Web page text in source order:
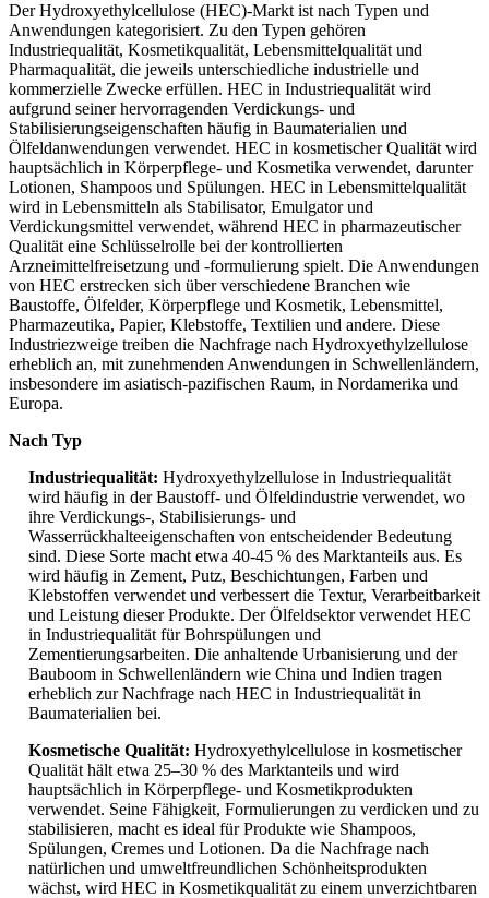
Der Hydroxyethylcellulose (HEC)-Markt ist nach Typen und
Anwendungen kategorisiert. Zu den Typen gehören
Industriequalität, Kosmetikqualität, Lebensmittelqualität und
Pharmaqualität, die jeweils unterschiedliche industrielle und
kommerzielle Zwecke erfüllen. HEC in Industriequalität wird
aufgrund seiner hervorragenden Verdickungs- und
Stabilisierungseigenschaften häufig in Baumaterialien und
Ölfeldanwendungen verwendet. HEC in kosmetischer Qualität wird
hauptsächlich in Körperpflege- und Kosmetika verwendet, darunter
Lotionen, Shampoos und Spülungen. HEC in Lebensmittelqualität
wird in Lebensmitteln als Stabilisator, Emulgator und
Verdickungsmittel verwendet, während HEC in pharmazeutischer
Qualität eine Schlüsselrolle bei der kontrollierten
Arzneimittelfreisetzung und -formulierung spielt. Die Anwendungen
von HEC erstrecken sich über verschiedene Branchen wie
Baustoffe, Ölfelder, Körperpflege und Kosmetik, Lebensmittel,
Pharmazeutika, Papier, Klebstoffe, Textilien und andere. Diese
Industriezweige treiben die Nachfrage nach Hydroxyethylzellulose
erheblich an, mit zunehmenden Anwendungen in Schwellenländern,
insbesondere im asiatisch-pazifischen Raum, in Nordamerika und
Europa.
Nach Typ
Industriequalität: Hydroxyethylzellulose in Industriequalität
wird häufig in der Baustoff- und Ölfeldindustrie verwendet, wo
ihre Verdickungs-, Stabilisierungs- und
Wasserrückhalteeigenschaften von entscheidender Bedeutung
sind. Diese Sorte macht etwa 40-45 % des Marktanteils aus. Es
wird häufig in Zement, Putz, Beschichtungen, Farben und
Klebstoffen verwendet und verbessert die Textur, Verarbeitbarkeit
und Leistung dieser Produkte. Der Ölfeldsektor verwendet HEC
in Industriequalität für Bohrspülungen und
Zementierungsarbeiten. Die anhaltende Urbanisierung und der
Bauboom in Schwellenländern wie China und Indien tragen
erheblich zur Nachfrage nach HEC in Industriequalität in
Baumaterialien bei.
Kosmetische Qualität: Hydroxyethylcellulose in kosmetischer
Qualität hält etwa 25–30 % des Marktanteils und wird
hauptsächlich in Körperpflege- und Kosmetikprodukten
verwendet. Seine Fähigkeit, Formulierungen zu verdicken und zu
stabilisieren, macht es ideal für Produkte wie Shampoos,
Spülungen, Cremes und Lotionen. Da die Nachfrage nach
natürlichen und umweltfreundlichen Schönheitsprodukten
wächst, wird HEC in Kosmetikqualität zu einem unverzichtbaren